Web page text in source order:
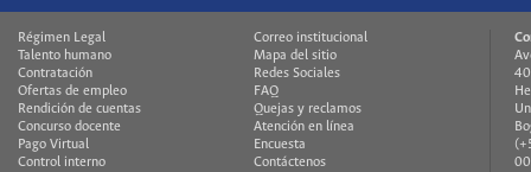
Régimen Legal
Talento humano
Contratación
Ofertas de empleo
Rendición de cuentas
Concurso docente
Pago Virtual
Control interno
Correo institucional
Mapa del sitio
Redes Sociales
FAQ
Quejas y reclamos
Atención en línea
Encuesta
Contáctenos